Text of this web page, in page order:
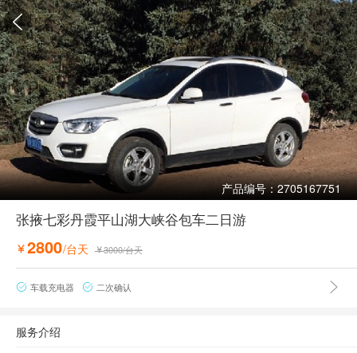

产品编号：2705167751
张掖七彩丹霞平山湖大峡谷包车二日游
 2800/台天 3000/台天
 车载充电器  二次确认 
服务介绍